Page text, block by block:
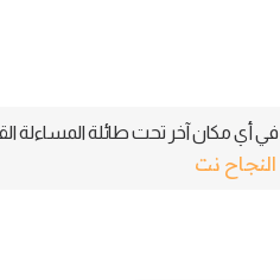
أي مكان آخر تحت طائلة المساءلة
النجاح نت